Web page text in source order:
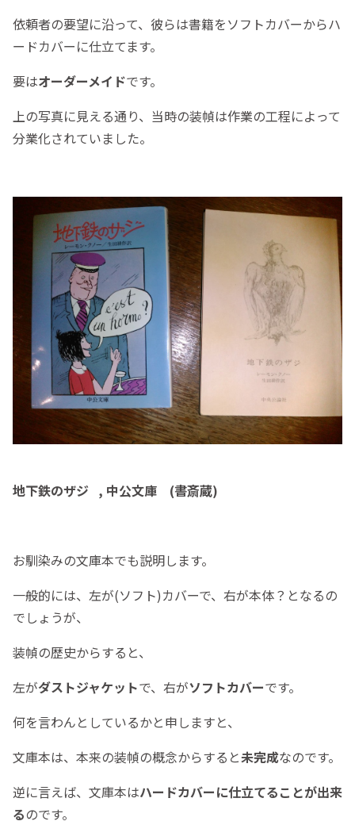
依頼者の要望に沿って、彼らは書籍をソフトカバーからハ
ードカバーに仕立てます。
要はオーダーメイドです。
上の写真に見える通り、当時の装幀は作業の工程によって
分業化されていました。
地下鉄のザジ , 中公文庫 (書斎蔵)
お馴染みの文庫本でも説明します。
一般的には、左が(ソフト)カバーで、右が本体？となるの
でしょうが、
装幀の歴史からすると、
左がダストジャケットで、右がソフトカバーです。
何を言わんとしているかと申しますと、
文庫本は、本来の装幀の概念からすると未完成なのです。
逆に言えば、文庫本はハードカバーに仕立てることが出来
るのです。